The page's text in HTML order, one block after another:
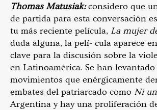
Thomas Matusiak:considero que
de partida para esta conversación
tu más reciente película, La mujer
duda alguna, la pelí- cula aparece
clave para la discusión sobre la
en Latinoamérica. Se han levantado
movimientos que enérgicamente
embates del patriarcado como Ni
Argentina y hay una proliferación